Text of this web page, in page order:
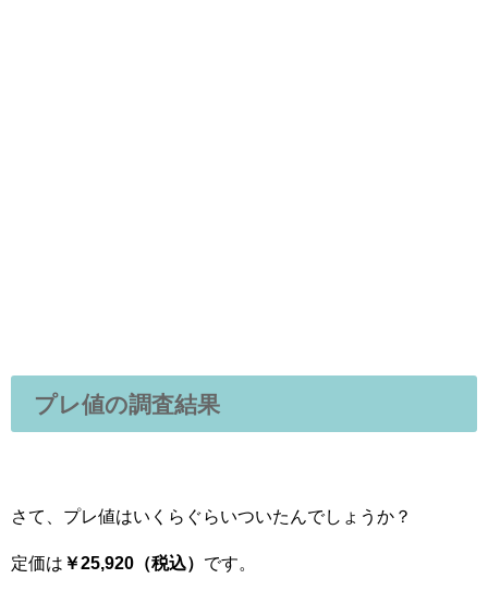
プレ値の調査結果
さて、プレ値はいくらぐらいついたんでしょうか？
定価は ￥25,920（税込） です。